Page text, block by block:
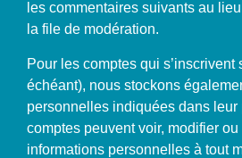
les commentaires suivants au
la file de modération.
Pour les comptes qui s’inscrivent
échéant), nous stockons
personnelles indiquées dans leur
comptes peuvent voir, modifier
informations personnelles à tout